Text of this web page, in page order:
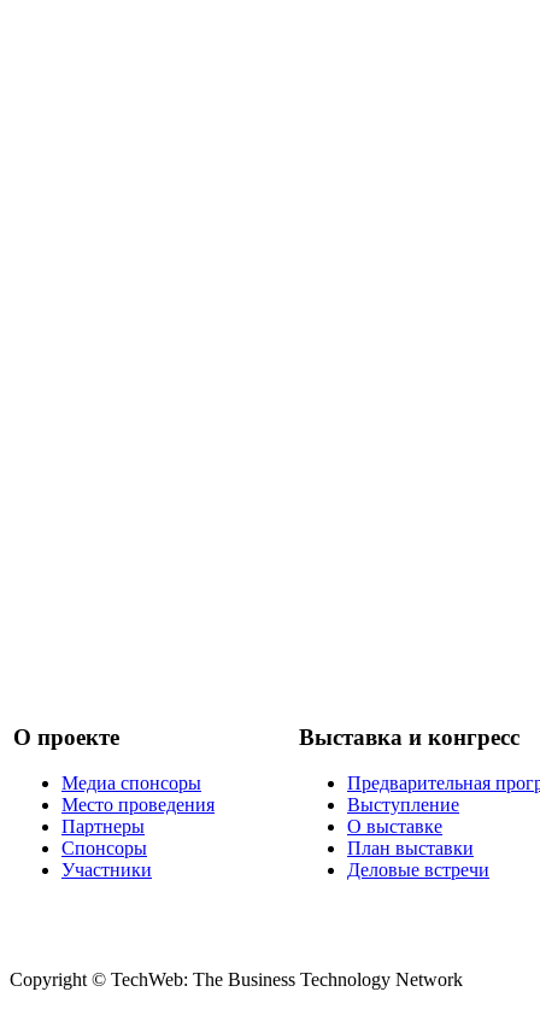
О проекте
Медиа спонсоры
Место проведения
Партнеры
Спонсоры
Участники
Выставка и конгресс
Предварительная
Выступление
О выставке
План выставки
Деловые встречи
Copyright © TechWeb: The Business Technology Network